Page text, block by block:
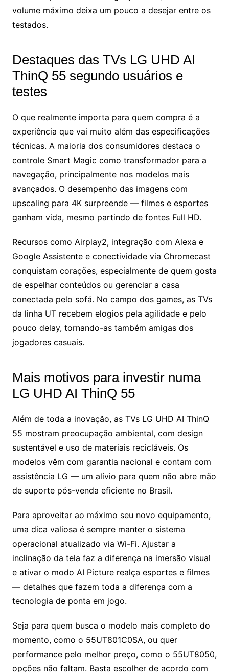
volume máximo deixa um pouco a desejar entre os
testados.
Destaques das TVs LG UHD AI
ThinQ 55 segundo usuários e
testes
O que realmente importa para quem compra é a
experiência que vai muito além das especificações
técnicas. A maioria dos consumidores destaca o
controle Smart Magic como transformador para a
navegação, principalmente nos modelos mais
avançados. O desempenho das imagens com
upscaling para 4K surpreende — filmes e esportes
ganham vida, mesmo partindo de fontes Full HD.
Recursos como Airplay2, integração com Alexa e
Google Assistente e conectividade via Chromecast
conquistam corações, especialmente de quem gosta
de espelhar conteúdos ou gerenciar a casa
conectada pelo sofá. No campo dos games, as TVs
da linha UT recebem elogios pela agilidade e pelo
pouco delay, tornando-as também amigas dos
jogadores casuais.
Mais motivos para investir numa
LG UHD AI ThinQ 55
Além de toda a inovação, as TVs LG UHD AI ThinQ
55 mostram preocupação ambiental, com design
sustentável e uso de materiais recicláveis. Os
modelos vêm com garantia nacional e contam com
assistência LG — um alívio para quem não abre mão
de suporte pós-venda eficiente no Brasil.
Para aproveitar ao máximo seu novo equipamento,
uma dica valiosa é sempre manter o sistema
operacional atualizado via Wi-Fi. Ajustar a
inclinação da tela faz a diferença na imersão visual
e ativar o modo AI Picture realça esportes e filmes
— detalhes que fazem toda a diferença com a
tecnologia de ponta em jogo.
Seja para quem busca o modelo mais completo do
momento, como o 55UT801C0SA, ou quer
performance pelo melhor preço, como o 55UT8050,
opções não faltam. Basta escolher de acordo com